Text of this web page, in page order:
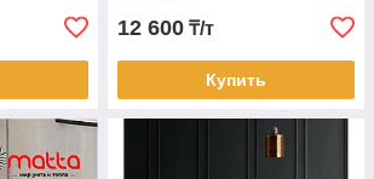
12 600 ₸/т
Купить